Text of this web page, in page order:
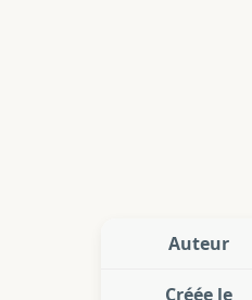
Auteur
Créée le